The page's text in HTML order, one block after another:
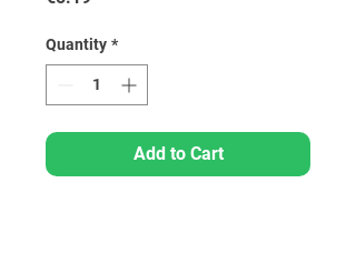
Quantity *
Add to Cart